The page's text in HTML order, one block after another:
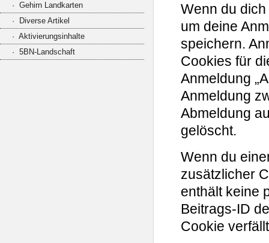
· Gehirn Landkarten
· Diverse Artikel
· Aktivierungsinhalte
· 5BN-Landschaft
Wenn du
um deine
speichern.
Cookies für
Anmeldung
Anmeldung
Abmeldung
gelöscht.
Wenn du
zusätzlicher
enthält keine
Beitrags-ID
Cookie